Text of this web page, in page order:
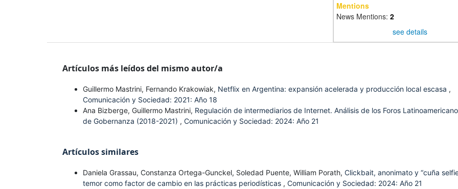
Mentions
News Mentions: 2
see details
Artículos más leídos del mismo autor/a
Guillermo Mastrini, Fernando Krakowiak, Netflix en Argentina: expansión acelerada y producción local escasa ,
Comunicación y Sociedad: 2021: Año 18
Ana Bizberge, Guillermo Mastrini, Regulación de intermediarios de Internet. Análisis de los Foros
de Gobernanza (2018-2021) , Comunicación y Sociedad: 2024: Año 21
Artículos similares
Daniela Grassau, Constanza Ortega-Gunckel, Soledad Puente, William Porath, Clickbait, anonimato y “cuña
temor como factor de cambio en las prácticas periodísticas , Comunicación y Sociedad: 2024: Año 21